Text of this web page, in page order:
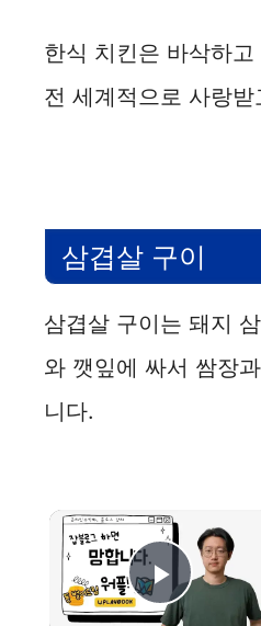
한식 치킨은 바삭하
전 세계적으로 사랑받
삼겹살 구이
삼겹살 구이는 돼지
와 깻잎에 싸서 쌈장
니다.
Play